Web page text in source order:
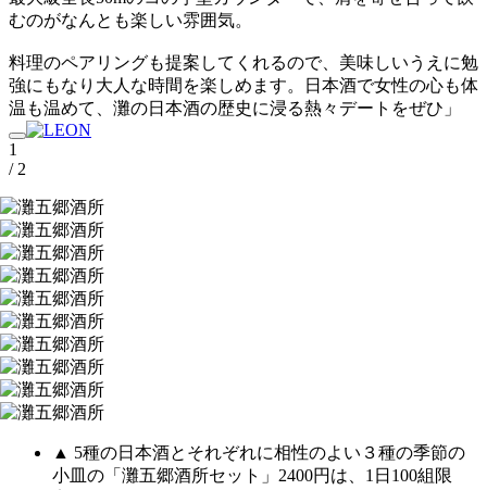
むのがなんとも楽しい雰囲気。
料理のペアリングも提案してくれるので、美味しいうえに勉
強にもなり大人な時間を楽しめます。日本酒で女性の心も体
温も温めて、灘の日本酒の歴史に浸る熱々デートをぜひ」
1
/ 2
▲ 5種の日本酒とそれぞれに相性のよい３種の季節の
小皿の「灘五郷酒所セット」2400円は、1日100組限